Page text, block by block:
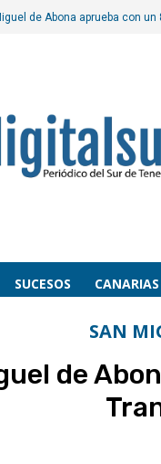
de Abona aprueba con un
SUCESOS CANARIAS
SAN
de